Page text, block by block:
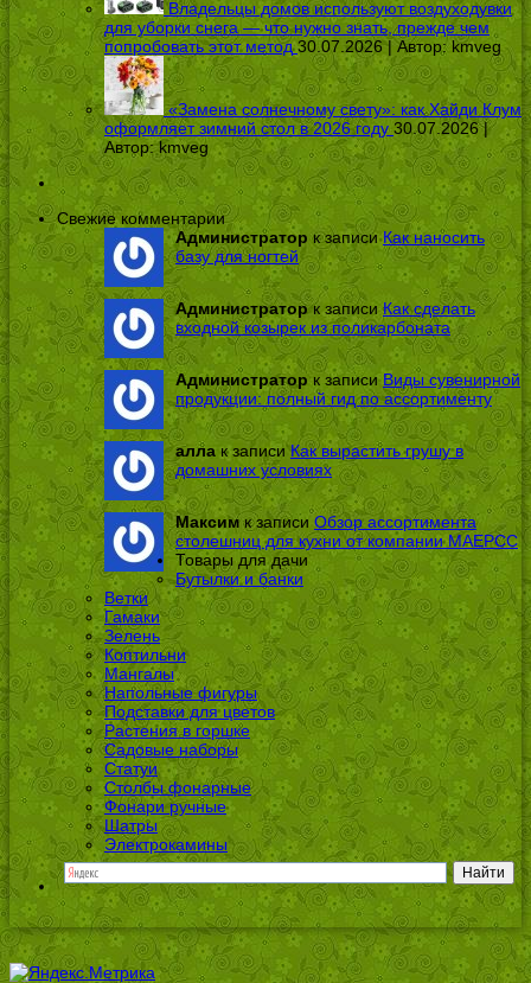
Владельцы домов используют воздуходувки
для уборки снега — что нужно знать, прежде чем
попробовать этот метод 30.07.2026 | Автор: kmveg
«Замена солнечному свету»: как Хайди Клум
оформляет зимний стол в 2026 году 30.07.2026 |
Автор:kmveg
Свежие комментарии
Администраторк записиКак наносить
базу для ногтей
Администраторк записиКак сделать
входной козырек из поликарбоната
Администраторк записиВиды сувенирной
продукции: полный гид по ассортименту
алла к записиКак вырастить грушу в
домашних условиях
Максимк записи Обзор ассортимента
столешниц для кухни от компании МАЕРСС
Товары для дачи
Бутылки и банки
Ветки
Гамаки
Зелень
Коптильни
Мангалы
Напольные фигуры
Подставки для цветов
Растения в горшке
Садовые наборы
Статуи
Столбы фонарные
Фонари ручные
Шатры
Электрокамины